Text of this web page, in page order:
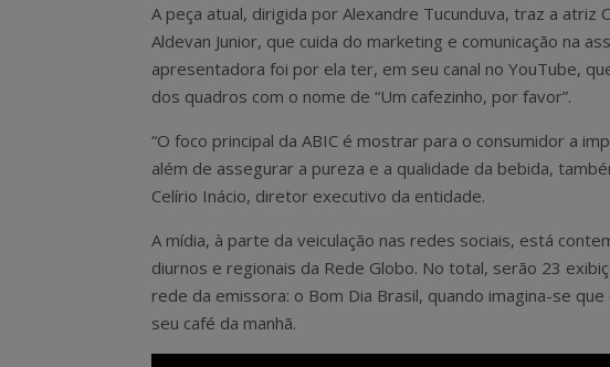
A peça atual, dirigida por Alexandre Tucunduva, traz a atriz
Aldevan Junior, que cuida do marketing e comunicação na
apresentadora foi por ela ter, em seu canal no YouTube,
dos quadros com o nome de “Um cafezinho, por favor”.
“O foco principal da ABIC é mostrar para o consumidor a
além de assegurar a pureza e a qualidade da bebida,
Celírio Inácio, diretor executivo da entidade.
A mídia, à parte da veiculação nas redes sociais, está
diurnos e regionais da Rede Globo. No total, serão 23
rede da emissora: o Bom Dia Brasil, quando imagina-se
seu café da manhã.